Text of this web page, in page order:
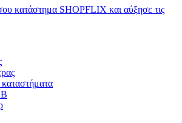
κατάστημα SHOPFLIX και αύξησε τις